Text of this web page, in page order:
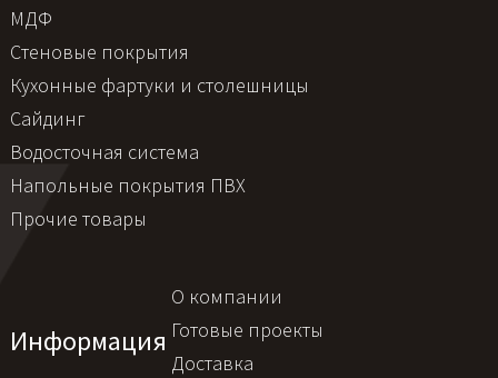
МДФ
Стеновые покрытия
Кухонные фартуки и столешницы
Сайдинг
Водосточная система
Напольные покрытия ПВХ
Прочие товары
Информация
О компании
Готовые проекты
Доставка